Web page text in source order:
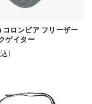
ロンビア フリーザー
ゲイター
)